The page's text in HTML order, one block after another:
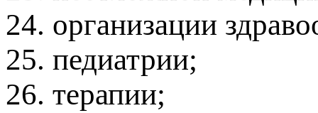
24. организации
25. педиатрии;
26. терапии;